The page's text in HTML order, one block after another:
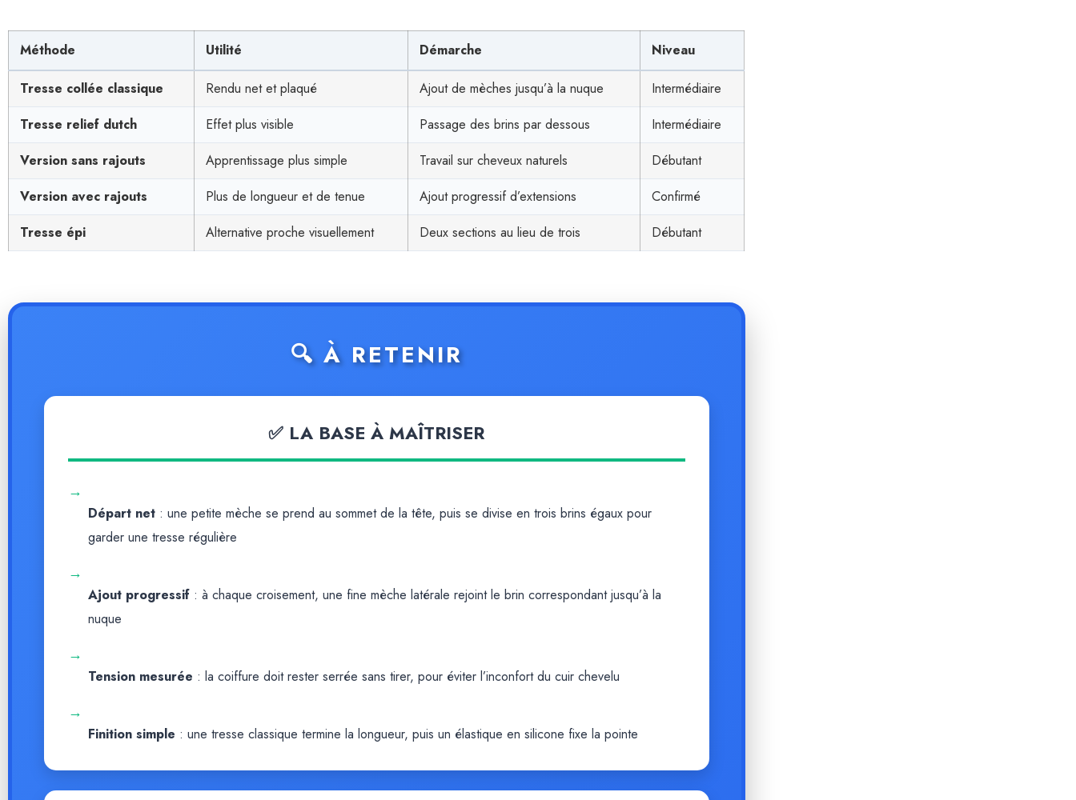
Méthode Utilité Démarche Niveau
Tresse collée classique Rendu net et plaqué Ajout de mèches jusqu’à la nuque
Intermédiaire
Tresse relief dutch
Effet plus visible Passage des brins par dessous
Intermédiaire
Version sans rajouts
Apprentissage plus simple Travail sur cheveux naturels
Débutant
Version avec rajouts
Plus de longueur et de tenue Ajout progressif d’extensions
Confirmé
Tresse épi
Alternative proche visuellement Deux sections au lieu de trois Débutant
🔍 À RETENIR
✅ LA BASE À MAÎTRISER
→
Départ net : une petite mèche se prend au sommet de la tête, puis se divise en trois brins égaux pour
garder une tresse régulière
→
Ajout progressif : à chaque croisement, une fine mèche latérale rejoint le brin correspondant jusqu’à la
nuque
→
Tension mesurée : la coiffure doit rester serrée sans tirer, pour éviter l’inconfort du cuir chevelu
→
Finition simple : une tresse classique termine la longueur, puis un élastique en silicone fixe la pointe